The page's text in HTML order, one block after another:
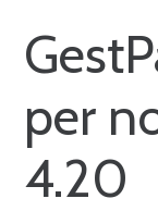
per
4.20